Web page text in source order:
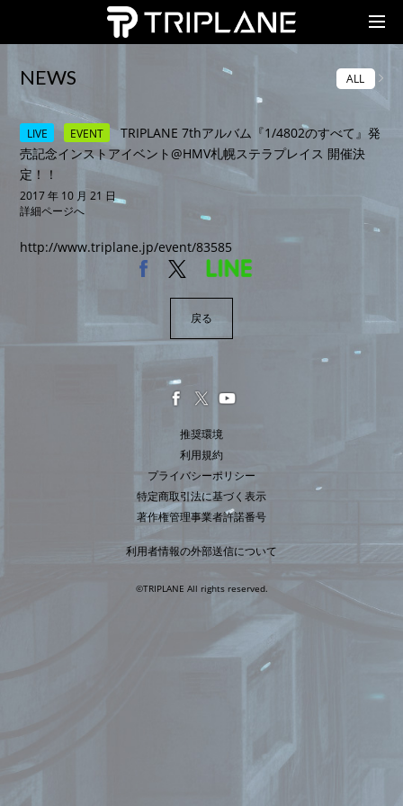
TRIPLANE Passengers
NEWS ALL
LIVE EVENT
TRIPLANE 7thアルバム『1/4802のすべて』発
売記念インストアイベント@HMV札幌ステラプレイス 開催決
定！！
2017 年 10 月 21 日
詳細ページへ
http://www.triplane.jp/event/83585
戻る
推奨環境
利用規約
プライバシーポリシー
特定商取引法に基づく表示
著作権管理事業者許諾番号
利用者情報の外部送信について
©TRIPLANE All rights reserved.